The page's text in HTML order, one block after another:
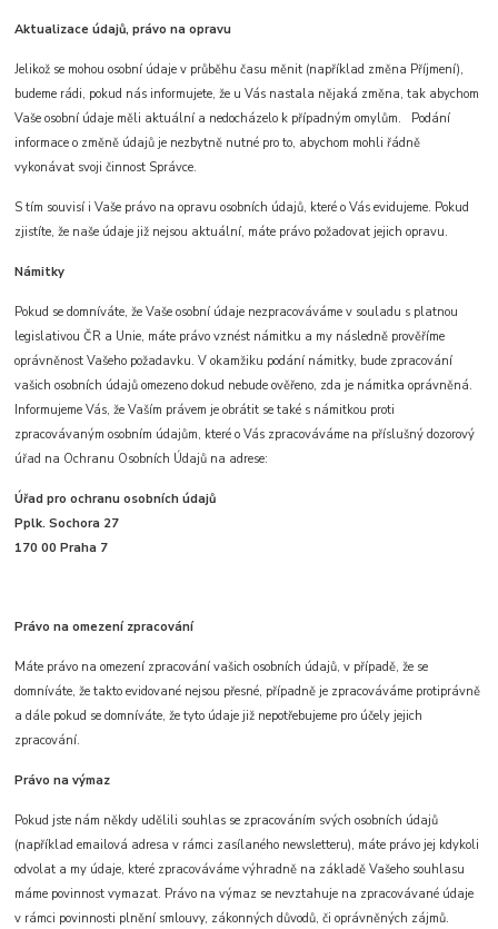
Aktualizace údajů, právo na opravu
Jelikož se mohou osobní údaje v průběhu času měnit (například změna Příjmení),
budeme rádi, pokud nás informujete, že u Vás nastala nějaká změna, tak abychom
Vaše osobní údaje měli aktuální a nedocházelo k případným omylům. Podání
informace o změně údajů je nezbytně nutné pro to, abychom mohli řádně
vykonávat svoji činnost Správce.
S tím souvisí i Vaše právo na opravu osobních údajů, které o Vás evidujeme. Pokud
zjistíte, že naše údaje již nejsou aktuální, máte právo požadovat jejich opravu.
Námitky
Pokud se domníváte, že Vaše osobní údaje nezpracováváme v souladu s platnou
legislativou ČR a Unie, máte právo vznést námitku a my následně prověříme
oprávněnost Vašeho požadavku. V okamžiku podání námitky, bude zpracování
vašich osobních údajů omezeno dokud nebude ověřeno, zda je námitka oprávněná.
Informujeme Vás, že Vaším právem je obrátit se také s námitkou proti
zpracovávaným osobním údajům, které o Vás zpracováváme na příslušný dozorový
úřad na Ochranu Osobních Údajů na adrese:
Úřad pro ochranu osobních údajů
Pplk. Sochora 27
170 00 Praha 7
Právo na omezení zpracování
Máte právo na omezení zpracování vašich osobních údajů, v případě, že se
domníváte, že takto evidované nejsou přesné, případně je zpracováváme protiprávně
a dále pokud se domníváte, že tyto údaje již nepotřebujeme pro účely jejich
zpracování.
Právo na výmaz
Pokud jste nám někdy udělili souhlas se zpracováním svých osobních údajů
(například emailová adresa v rámci zasílaného newsletteru), máte právo jej kdykoli
odvolat a my údaje, které zpracováváme výhradně na základě Vašeho souhlasu
máme povinnost vymazat. Právo na výmaz se nevztahuje na zpracovávané údaje
v rámci povinnosti plnění smlouvy, zákonných důvodů, či oprávněných zájmů.